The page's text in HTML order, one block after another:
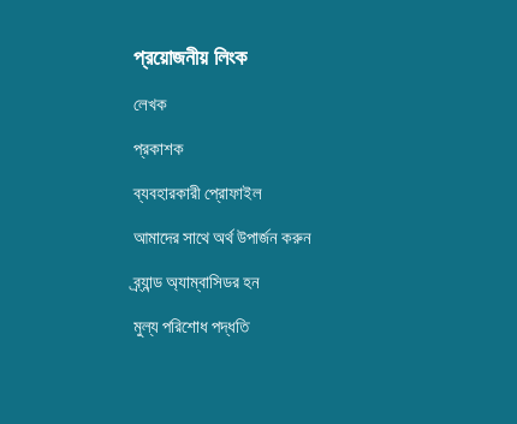
প্রয়োজনীয় লিংক
লেখক
প্রকাশক
ব্যবহারকারী প্রোফাইল
আমাদের সাথে অর্থ উপার্জন করুন
ব্র্যান্ড অ্যাম্বাসিডর হন
মুল্য পরিশোধ পদ্ধতি